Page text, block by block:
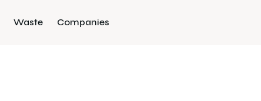
Waste Companies